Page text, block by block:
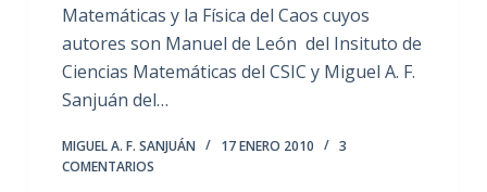
Matemáticas y la Física del Caos cuyos
autores son Manuel de León del Insituto de
Ciencias Matemáticas del CSIC y Miguel A. F.
Sanjuán del…
MIGUEL A. F. SANJUÁN 17 ENERO 2010
3
COMENTARIOS